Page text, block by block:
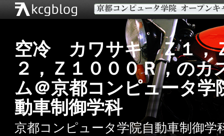
空冷 カワサキ Ｚ１，
２，Ｚ１０００Ｒ，のカ
ム＠京都コンピュータ学
動車制御学科
京都コンピュータ学院自動車制御学